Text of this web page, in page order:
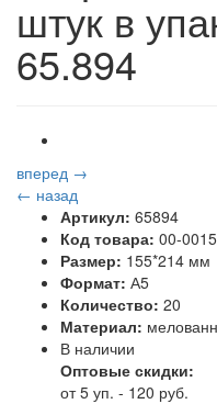
штук в
65.894
вперед →
← назад
Артикул: 65894
Код товара: 00-
Размер: 155*214 мм
Формат: А5
Количество: 20
Материал:
В наличии
Оптовые скидки:
от 5 уп. - 120 руб.